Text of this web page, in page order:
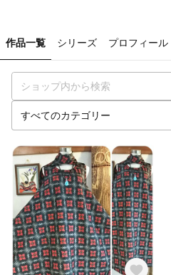
作品一覧 シリーズ プロフィール